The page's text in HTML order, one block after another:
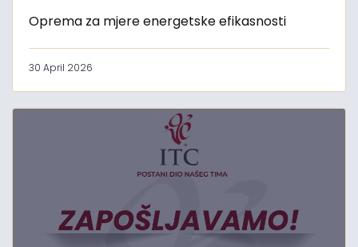
Oprema za mjere energetske efikasnosti
30 April 2026